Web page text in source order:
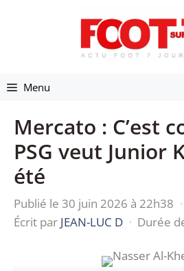
Menu
Mercato : C’est
PSG veut Junior
été
Publié le 30 juin 2026 à 22h38 ·
Écrit par JEAN-LUC D · Durée